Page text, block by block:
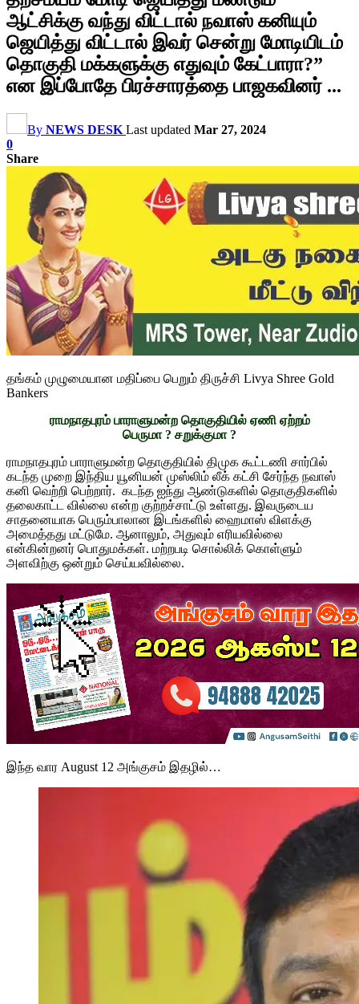
ஆட்சிக்கு வந்து விட்டால் நவாஸ் கனியும்
ஜெயித்து விட்டால் இவர் சென்று மோடியிடம்
தொகுதி மக்களுக்கு எதுவும் கேட்பாரா?”
என இப்போதே பிரச்சாரத்தை பாஜகவினர் ...
By NEWS DESK Last updated Mar 27, 2024
0
Share
தங்கம் முழுமையான மதிப்பை பெறும் திருச்சி Livya Shree Gold
Bankers
ராமநாதபுரம் பாராளுமன்ற தொகுதியில் ஏணி ஏற்றம்
பெருமா ? சறுக்குமா ?
ராமநாதபுரம் பாராளுமன்ற தொகுதியில் திமுக கூட்டணி சார்பில்
கடந்த முறை இந்திய யூனியன் முஸ்லிம் லீக் கட்சி சேர்ந்த நவாஸ்
கனி வெற்றி பெற்றார். கடந்த ஐந்து ஆண்டுகளில் தொகுதிகளில்
தலைகாட்ட வில்லை என்ற குற்றச்சாட்டு உள்ளது. இவருடைய
சாதனையாக பெரும்பாலான இடங்களில் ஹைமாஸ் விளக்கு
அமைத்தது மட்டுமே. ஆனாலும், அதுவும் எரியவில்லை
என்கின்றனர் பொதுமக்கள். மற்றபடி சொல்லிக் கொள்ளும்
அளவிற்கு ஒன்றும் செய்யவில்லை.
இந்த வார August 12 அங்குசம் இதழில்…